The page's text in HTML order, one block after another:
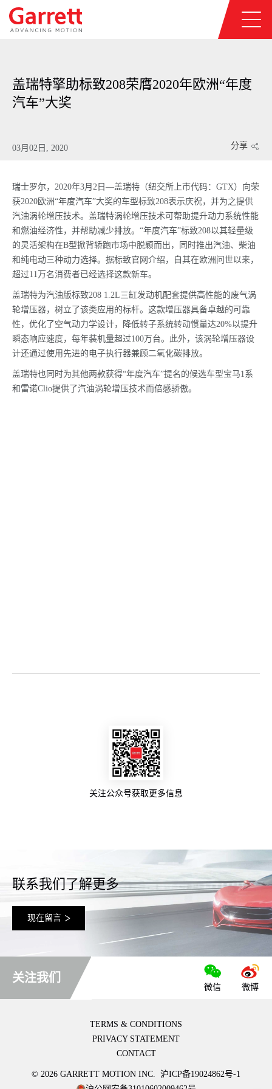
盖瑞特擎助标致208荣膺2020年欧洲“年度
汽车”大奖
03月02日, 2020 分享
瑞士罗尔，2020年3月2日—盖瑞特（纽交所上市代码：GTX）向荣
获2020欧洲“年度汽车”大奖的车型标致208表示庆祝，并为之提供
汽油涡轮增压技术。盖瑞特涡轮增压技术可帮助提升动力系统性能
和燃油经济性，并帮助减少排放。“年度汽车”标致208以其轻量级
的灵活架构在B型掀背轿跑市场中脱颖而出，同时推出汽油、柴油
和纯电动三种动力选择。据标致官网介绍，自其在欧洲问世以来，
超过11万名消费者已经选择这款新车。
盖瑞特为汽油版标致208 1.2L三缸发动机配套提供高性能的废气涡
轮增压器，树立了该类应用的标杆。这款增压器具备卓越的可靠
性，优化了空气动力学设计，降低转子系统转动惯量达20%以提升
瞬态响应速度，每年装机量超过100万台。此外，该涡轮增压器设
计还通过使用先进的电子执行器兼顾二氧化碳排放。
盖瑞特也同时为其他两款获得“年度汽车”提名的候选车型宝马1系
和雷诺Clio提供了汽油涡轮增压技术而倍感骄傲。
关注公众号获取更多信息
联系我们了解更多
现在留言
关注我们
微信 微博
TERMS & CONDITIONS
PRIVACY STATEMENT
CONTACT
© 2026 GARRETT MOTION INC. 沪ICP备19024862号-1